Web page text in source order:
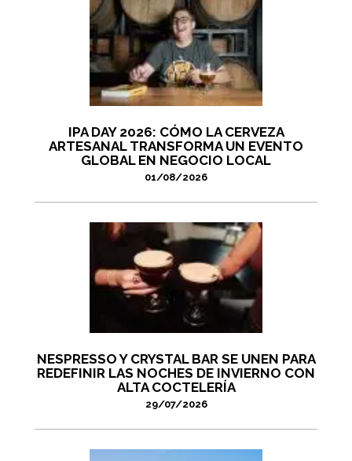
IPA DAY 2026: CÓMO LA CERVEZA
ARTESANAL TRANSFORMA UN EVENTO
GLOBAL EN NEGOCIO LOCAL
01/08/2026
NESPRESSO Y CRYSTAL BAR SE UNEN PARA
REDEFINIR LAS NOCHES DE INVIERNO CON
ALTA COCTELERÍA
29/07/2026